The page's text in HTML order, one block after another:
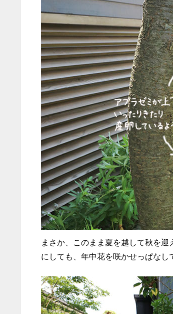
まさか、このまま夏を越して秋を迎
にしても、年中花を咲かせっぱなし